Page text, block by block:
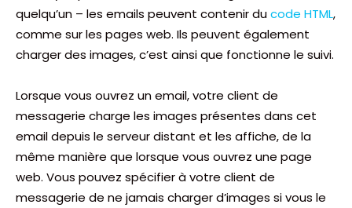
quelqu’un – les emails peuvent contenir ducode HTML,
comme sur les pages web. Ils peuvent également
charger des images, c’est ainsi que fonctionne le suivi.
Lorsque vous ouvrez un email, votre client de
messagerie charge les images présentes dans cet
email depuis le serveur distant et les affiche, de la
même manière que lorsque vous ouvrez une page
web. Vous pouvez spécifier à votre client de
messagerie de ne jamais charger d’images si vous le